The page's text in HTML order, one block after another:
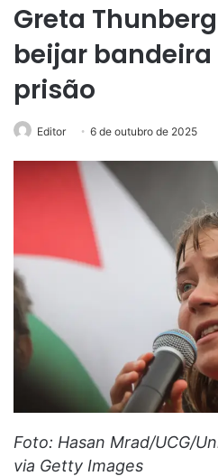
Greta
beijar bandeira
prisão
Editor 6 de outubro de 2025
Foto: Hasan Mrad/UCG/
via Getty Images